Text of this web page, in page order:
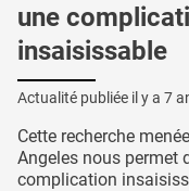
une
insaisissable
Actualité publiée il y a 7
Cette recherche
Angeles nous permet
complication